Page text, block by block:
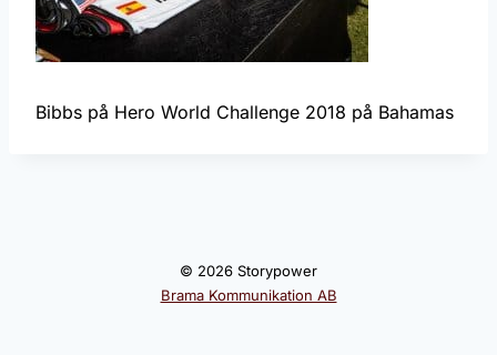
Bibbs på Hero World Challenge 2018 på Bahamas
© 2026 Storypower
Brama Kommunikation AB